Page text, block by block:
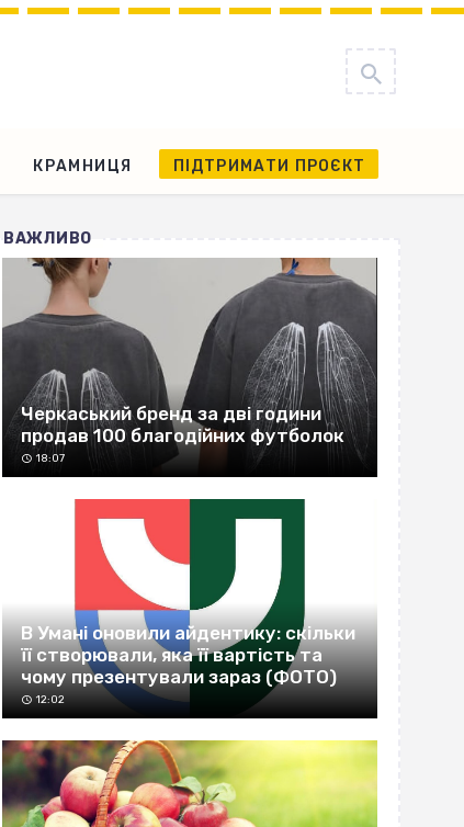
КРАМНИЦЯ ПІДТРИМАТИ ПРОЄКТ
ВАЖЛИВО
Черкаський бренд за дві години
продав 100 благодійних футболок
18:07
В Умані оновили айдентику: скільки
її створювали, яка її вартість та
чому презентували зараз (ФОТО)
12:02